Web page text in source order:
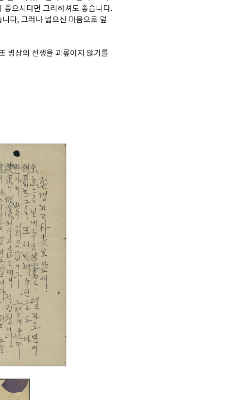
으시다면 그리하셔도 좋습니다.
다, 그러나 넓으신 마음으로 덮
병상의 선생을 괴롶이지 않기를